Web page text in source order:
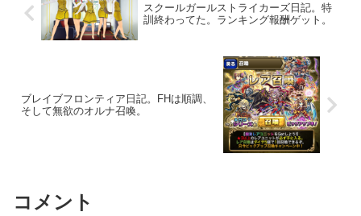
スクールガールストライカーズ日記。特
訓終わってた。ランキング報酬ゲット。
ブレイブフロンティア日記。FHは順調、
そして無欲のオルナ召喚。
コメント